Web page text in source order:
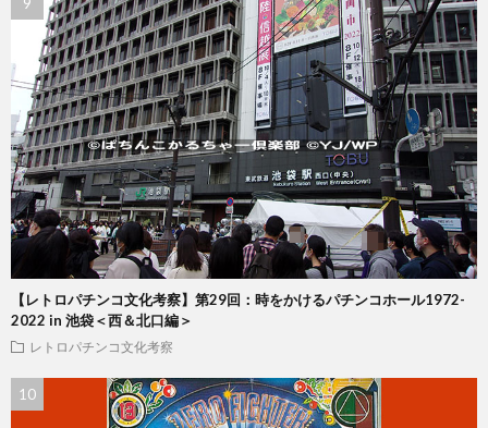
【レトロパチンコ文化考察】第29回：時をかけるパチンコホール1972-
2022 in 池袋＜西＆北口編＞
レトロパチンコ文化考察